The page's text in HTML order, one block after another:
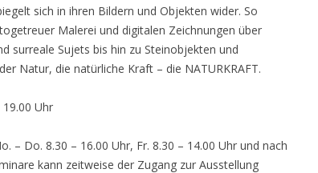
sich in ihren Bildern und Objekten wider. So
Malerei und digitalen Zeichnungen über
surreale Sujets bis hin zu Steinobjekten und
Natur, die natürliche Kraft – die NATURKRAFT.
Uhr
– Do. 8.30 – 16.00 Uhr, Fr. 8.30 – 14.00 Uhr und nach
kann zeitweise der Zugang zur Ausstellung